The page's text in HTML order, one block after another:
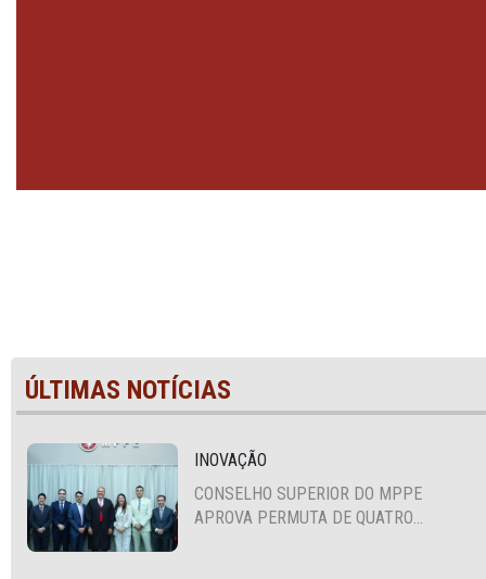
ÚLTIMAS NOTÍCIAS
INOVAÇÃO
CONSELHO SUPERIOR DO MPPE
APROVA PERMUTA DE QUATRO